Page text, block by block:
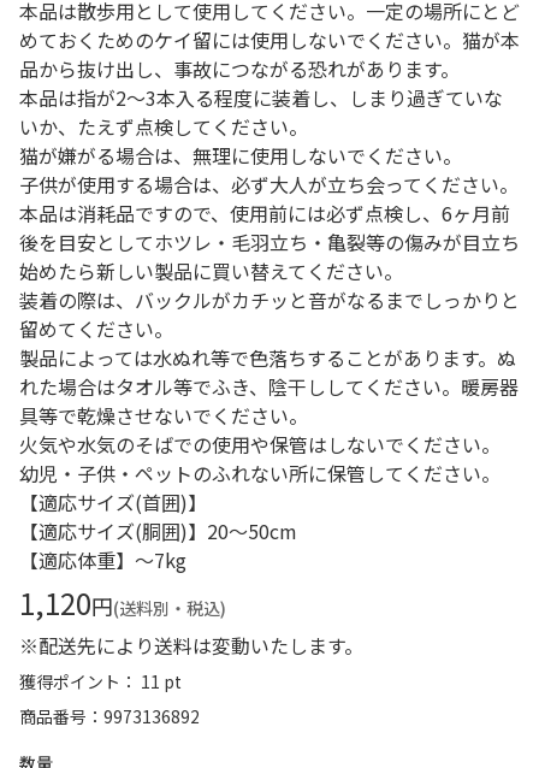
本品は散歩用として使用してください。一定の場所にとど
めておくためのケイ留には使用しないでください。猫が本
品から抜け出し、事故につながる恐れがあります。
本品は指が2～3本入る程度に装着し、しまり過ぎていな
いか、たえず点検してください。
猫が嫌がる場合は、無理に使用しないでください。
子供が使用する場合は、必ず大人が立ち会ってください。
本品は消耗品ですので、使用前には必ず点検し、6ヶ月前
後を目安としてホツレ・毛羽立ち・亀裂等の傷みが目立ち
始めたら新しい製品に買い替えてください。
装着の際は、バックルがカチッと音がなるまでしっかりと
留めてください。
製品によっては水ぬれ等で色落ちすることがあります。ぬ
れた場合はタオル等でふき、陰干ししてください。暖房器
具等で乾燥させないでください。
火気や水気のそばでの使用や保管はしないでください。
幼児・子供・ペットのふれない所に保管してください。
【適応サイズ(首囲)】
【適応サイズ(胴囲)】20～50cm
【適応体重】～7kg
1,120円(送料別・税込)
※配送先により送料は変動いたします。
獲得ポイント： 11 pt
商品番号
9973136892
数量